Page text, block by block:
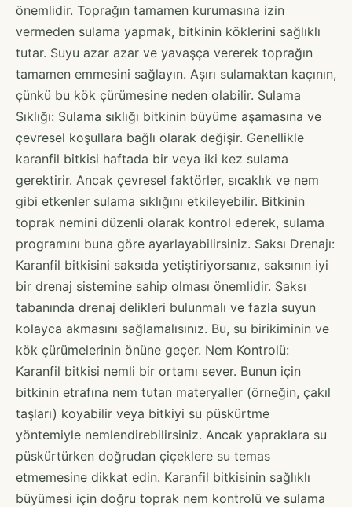
önemlidir. Toprağın tamamen kurumasına izin
vermeden sulama yapmak, bitkinin köklerini sağlıklı
tutar. Suyu azar azar ve yavaşça vererek toprağın
tamamen emmesini sağlayın. Aşırı sulamaktan kaçının,
çünkü bu kök çürümesine neden olabilir. Sulama
Sıklığı: Sulama sıklığı bitkinin büyüme aşamasına ve
çevresel koşullara bağlı olarak değişir. Genellikle
karanfil bitkisi haftada bir veya iki kez sulama
gerektirir. Ancak çevresel faktörler, sıcaklık ve nem
gibi etkenler sulama sıklığını etkileyebilir. Bitkinin
toprak nemini düzenli olarak kontrol ederek, sulama
programını buna göre ayarlayabilirsiniz. Saksı Drenajı:
Karanfil bitkisini saksıda yetiştiriyorsanız, saksının iyi
bir drenaj sistemine sahip olması önemlidir. Saksı
tabanında drenaj delikleri bulunmalı ve fazla suyun
kolayca akmasını sağlamalısınız. Bu, su birikiminin ve
kök çürümelerinin önüne geçer. Nem Kontrolü:
Karanfil bitkisi nemli bir ortamı sever. Bunun için
bitkinin etrafına nem tutan materyaller (örneğin, çakıl
taşları) koyabilir veya bitkiyi su püskürtme
yöntemiyle nemlendirebilirsiniz. Ancak yapraklara su
püskürtürken doğrudan çiçeklere su temas
etmemesine dikkat edin. Karanfil bitkisinin sağlıklı
büyümesi için doğru toprak nem kontrolü ve sulama